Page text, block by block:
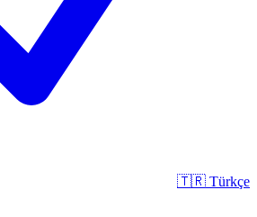
🇹🇷 Türkçe